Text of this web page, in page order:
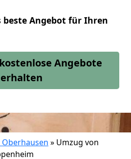
beste Angebot für Ihren
Angebote
erhalten
» Umzug von